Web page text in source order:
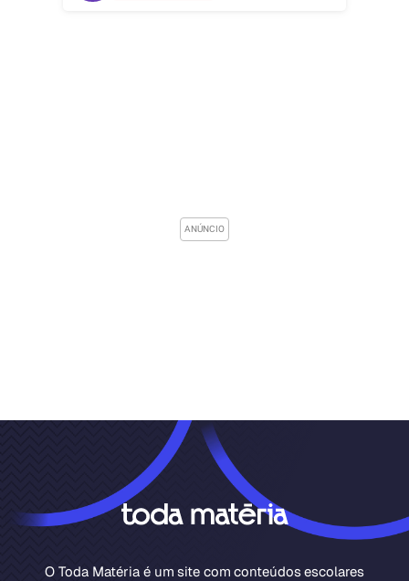
O Toda Matéria é um site com conteúdos escolares